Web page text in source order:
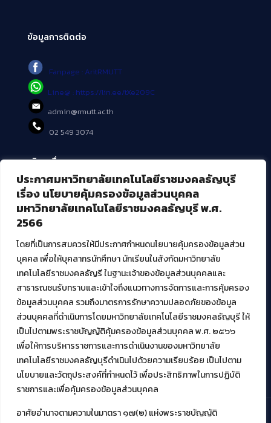
ประกาศมหาวิทยาลัยเทคโนโลยีราชมงคลธัญบุรี
เรื่อง นโยบายคุ้มครองข้อมูลส่วนบุคคล
มหาวิทยาลัยเทคโนโลยีราชมงคลธัญบุรี พ.ศ.
2566
โดยที่เป็นการสมควรให้มีประกาศกำหนดนโยบายคุ้มครองข้อมูลส่วน
บุคคล เพื่อให้บุคลากรนักศึกษา นักเรียนในสังกัดมหาวิทยาลัย
เทคโนโลยีราชมงคลธัญรี ในฐานะเจ้าของข้อมูลส่วนบุคคลและ
สาธารณชนรับทราบและเข้าใจถึงแนวทางการจัดการและการคุ้มครอง
ข้อมูลส่วนบุคคล รวมถึงมาตรการรักษาความปลอดภัยของข้อมูล
ส่วนบุคคลที่ดำเนินการโดยมหาวิทยาลัยเทคโนโลยีราชมงคลธัญบุรี ให้
เป็นไปตามพระราชบัญญัติคุ้มครองข้อมูลส่วนบุคคล พ.ศ. ๒๕๖๖
เพื่อให้การบริหารราชการและการดำเนินงานของมหาวิทยาลัย
เทคโนโลยีราชมงคลธัญบุรีดำเนินไปด้วยความเรียบร้อย เป็นไปตาม
นโยบายและวัตถุประสงค์ที่กำหนดไว้ เพื่อประสิทธิภาพในการปฏิบัติ
ราชการและเพื่อคุ้มครองข้อมูลส่วนบุคคล
อาศัยอำนาจตามความในมาตรา ๑๗(๒) แห่งพระราชบัญญัติ
ข้อมูลการติดต่อ
Fanpage : AritRMUTT
Line@ : https://lin.ee/tXe209C
admin@rmutt.ac.th
02 549 3074
บริการอื่นๆ ของ สวส.
ศูนย์สื่อดิจิทัล
ศูนย์นวัตกรรมและความรู้
ศูนย์พัฒนาและบริการนวัตกรรมดิจิทัล
สมัยใหม่ (MoSeC)
งานบริการวิชาการให้กับหน่วยงานภายนอก
โครงการส่งเสริมและพัฒนาผู้ประกอบการ SME โดย. มทร.ธัญบุรี
กิจกรรมการเชื่อมโยงเครือข่ายผู้ให้บริการเครื่องจักรกลทางการ
เกษตร ภายใต้โครงการส่งเสริมการรแปรรูปสินค้าเกษตรระดับชุมชน
กรมส่งเสริมอุตสาหกรรม
โครงการยกระดับเศรษฐกิจและสังคมรายตำบลแบบบูรณาการ (1
ตำบล 1 มหาวิทยาลัย)